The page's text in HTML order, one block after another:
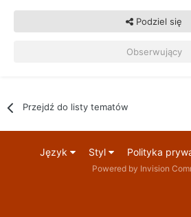
Podziel się
Obserwujący
Przejdź do listy tematów
Język Styl Polityka
Powered by Invision